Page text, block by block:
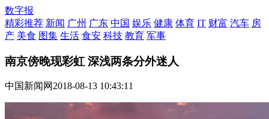
数字报
精彩推荐 新闻 广州 广东 中国 娱乐 健康 体育 IT 财富 汽车 房
产 美食 图集 生活 食安 科技 教育 军事
南京傍晚现彩虹 深浅两条分外迷人
中国新闻网2018-08-13 10:43:11